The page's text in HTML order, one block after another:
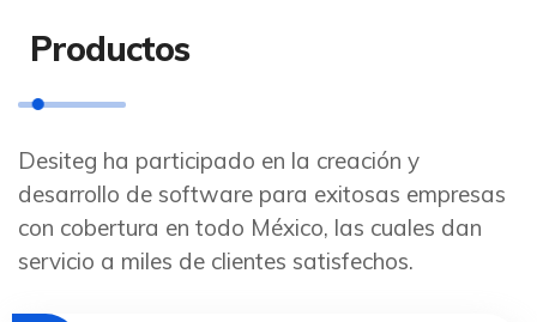
Productos
Desiteg ha participado en la creación y
desarrollo de software para exitosas empresas
con cobertura en todo México, las cuales dan
servicio a miles de clientes satisfechos.